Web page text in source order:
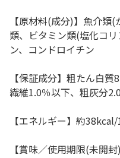
【原材料(成分)】魚介類
類、ビタミン類(塩化コ
ン、コンドロイチン
【保証成分】粗たん白
繊維1.0％以下、粗灰分
【エネルギー】約
【賞味／使用期限(未開